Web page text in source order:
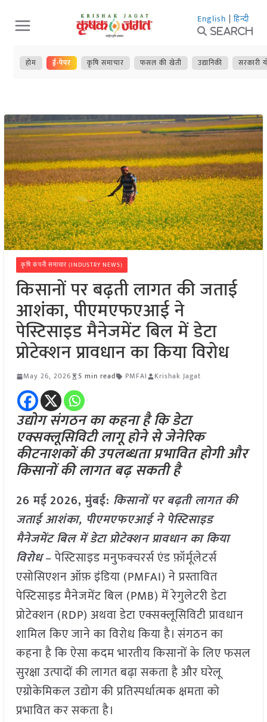
Skip
to
content
English | हिन्दी
Search
होम ई-पेपर कृषि समाचार फसल की खेती उद्यानिकी सरकारी
कृषि कंपनी समाचार (INDUSTRY NEWS)
किसानों पर बढ़ती लागत की जताई
आशंका, पीएमएफएआई ने
पेस्टिसाइड मैनेजमेंट बिल में डेटा
प्रोटेक्शन प्रावधान का किया विरोध
May 26, 2026 5 min read PMFAI Krishak Jagat
उद्योग संगठन का कहना है कि डेटा
एक्सक्लूसिविटी लागू होने से जेनेरिक
कीटनाशकों की उपलब्धता प्रभावित होगी और
किसानों की लागत बढ़ सकती है
26 मई2026, मुंबई: किसानों पर बढ़ती लागत की
जताई आशंका, पीएमएफएआई ने पेस्टिसाइड
मैनेजमेंट बिल में डेटा प्रोटेक्शन प्रावधान का किया
विरोध– पेस्टिसाइड मनुफक्चरर्स एंड फ़ॉर्मूलेटर्स
एसोसिएशन ऑफ़ इंडिया (PMFAI) ने प्रस्तावित
पेस्टिसाइड मैनेजमेंट बिल (PMB) में रेगुलेटरी डेटा
प्रोटेक्शन (RDP) अथवा डेटा एक्सक्लूसिविटी प्रावधान
शामिल किए जाने का विरोध किया है। संगठन का
कहना है कि ऐसा कदम भारतीय किसानों के लिए फसल
सुरक्षा उत्पादों की लागत बढ़ा सकता है और घरेलू
एग्रोकेमिकल उद्योग की प्रतिस्पर्धात्मक क्षमता को
प्रभावित कर सकता है।